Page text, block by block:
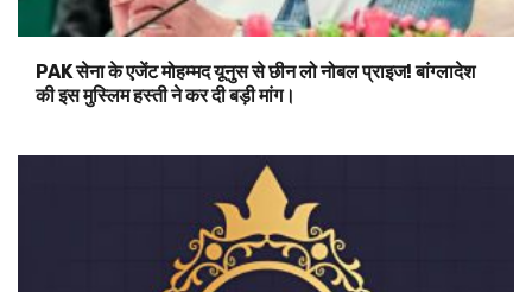
PAK सेना के एजेंट मोहम्मद यूनुस से छीन लो नोबल प्राइज! बांग्लादेश
की इस मुस्लिम हस्ती ने कर दी बड़ी मांग।